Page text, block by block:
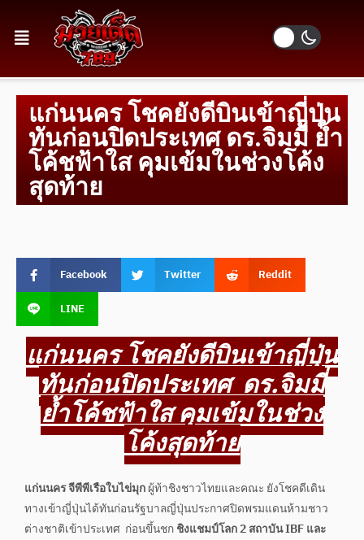
แก่นนคร โชคยังดีบินเข้าญี่ปุ่น
ทันก่อนปิดประเทศ ดร.จิมมี่ ย้ำ
โค้ชฟ้าใส คุมเข้มในช่วงโค้ง
สุดท้าย
Facebook Twitter
Reddit
LINE
แก่นนคร โชคยังดีบินเข้าญี่ปุ่น
ทันก่อนปิดประเทศ ดร.จิมมี่
ย้ำโค้ชฟ้าใส คุมเข้มในช่วง
โค้งสุดท้าย
แก่นนคร จีพีพีเรือใบไข่มุกผู้ท้าชิงชาวไทยและคณะ ยังโชคดีเดิน
ทางเข้าญี่ปุ่นได้ทันก่อนรัฐบาลญี่ปุ่นประกาศปิดพรมแดนห้ามชาว
ต่างชาติเข้าประเทศ ก่อนขึ้นชกชิงแชมป์โลก 2 สถาบัน IBF และ